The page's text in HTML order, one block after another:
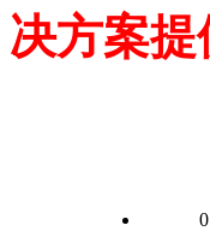
决方案提
0